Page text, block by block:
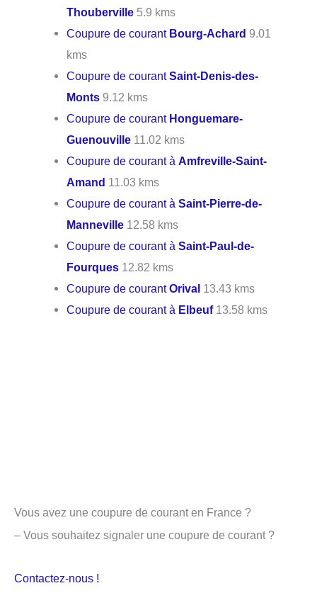
Thouberville 5.9 kms
Coupure de courant Bourg-Achard 9.01
kms
Coupure de courantSaint-Denis-des-
Monts 9.12 kms
Coupure de courant Honguemare-
Guenouville 11.02 kms
Coupure de courant àAmfreville-Saint-
Amand 11.03 kms
Coupure de courant àSaint-Pierre-de-
Manneville 12.58 kms
Coupure de courant àSaint-Paul-de-
Fourques 12.82 kms
Coupure de courantOrival 13.43 kms
Coupure de courant à Elbeuf13.58 kms
Vous avez une coupure de courant en France ?
– Vous souhaitez signaler une coupure de courant ?
Contactez-nous !